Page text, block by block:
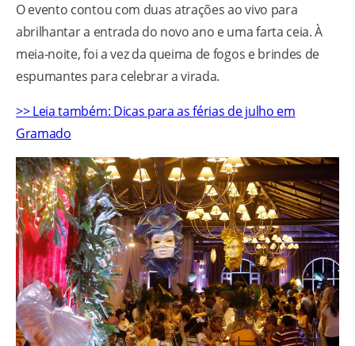
O evento contou com duas atrações ao vivo para
abrilhantar a entrada do novo ano e uma farta ceia. À
meia-noite, foi a vez da queima de fogos e brindes de
espumantes para celebrar a virada.
>> Leia também: Dicas para as férias de julho em
Gramado